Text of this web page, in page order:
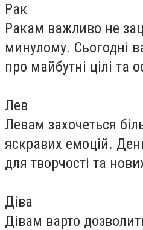
Рак
Ракам важливо не
минулому. Сьогодні
про майбутні цілі та
Лев
Левам захочеться
яскравих емоцій.
для творчості та
Діва
Дівам варто